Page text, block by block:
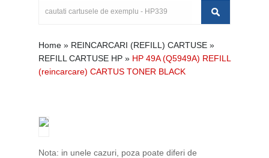
Home » REINCARCARI (REFILL) CARTUSE »
REFILL CARTUSE HP » HP 49A (Q5949A) REFILL
(reincarcare) CARTUS TONER BLACK
Nota: in unele cazuri, poza poate diferi de